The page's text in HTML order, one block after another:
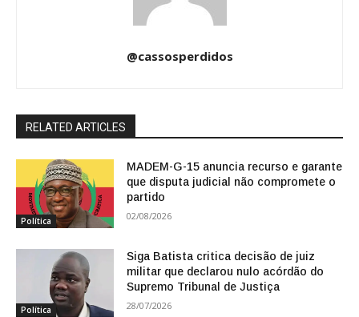
@cassosperdidos
RELATED ARTICLES
Política
MADEM-G-15 anuncia recurso e garante
que disputa judicial não compromete o
partido
02/08/2026
Política
Siga Batista critica decisão de juiz
militar que declarou nulo acórdão do
Supremo Tribunal de Justiça
28/07/2026